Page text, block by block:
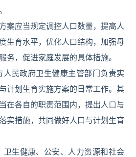
案应当规定调控人口数量，提高人
生育水平，优化人口结构，加强母
务，促进家庭发展的具体措施。
人民政府卫生健康主管部门负责实
计划生育实施方案的日常工作。其
在各自的职责范围内，提出人口与
实措施，共同做好人口与计划生育
卫生健康、公安、人力资源和社会